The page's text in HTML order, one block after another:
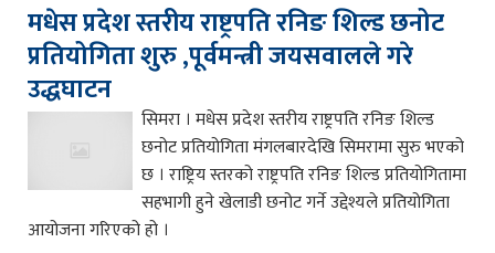
मधेस प्रदेश स्तरीय राष्ट्रपति रनिङ शिल्ड छनोट
प्रतियोगिता शुरु ,पूर्वमन्त्री जयसवालले गरे
उद्धघाटन
सिमरा । मधेस प्रदेश स्तरीय राष्ट्रपति रनिङ शिल्ड
छनोट प्रतियोगिता मंगलबारदेखि सिमरामा सुरु भएको
छ । राष्ट्रिय स्तरको राष्ट्रपति रनिङ शिल्ड प्रतियोगितामा
सहभागी हुने खेलाडी छनोट गर्ने उद्देश्यले प्रतियोगिता
आयोजना गरिएको हो ।